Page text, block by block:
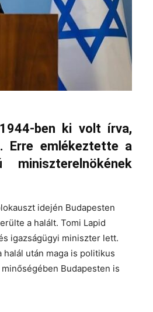
ben ki volt írva,
Erre emlékeztette a
idején Budapesten
a halált. Tomi Lapid
igazságügyi miniszter lett.
után maga is politikus
Budapesten is